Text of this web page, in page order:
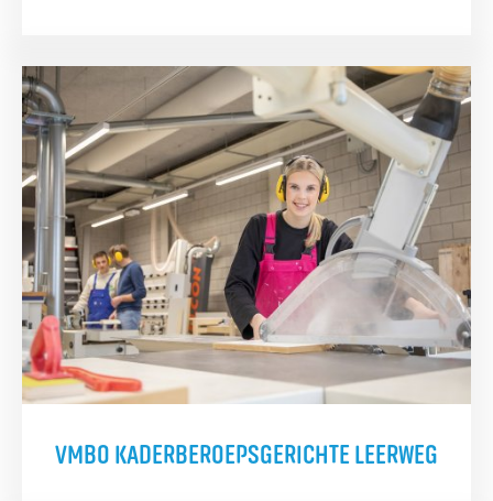
VMBO KADERBEROEPSGERICHTE LEERWEG